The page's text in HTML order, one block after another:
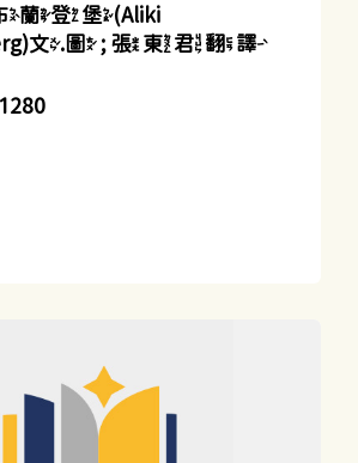
蘭登堡(Aliki
文.圖 ; 張東君翻譯